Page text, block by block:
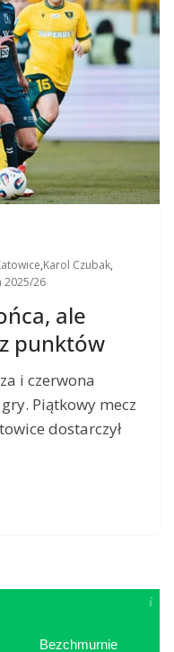
,Karol Czubak,
2025/26
ale
punktów
i czerwona
Piątkowy mecz
dostarczył
Bezchmurnie